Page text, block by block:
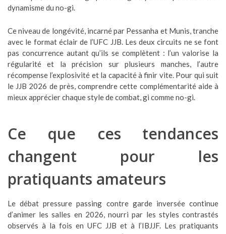
dynamisme du no-gi.
Ce niveau de longévité, incarné par Pessanha et Munis, tranche
avec le format éclair de l’UFC JJB. Les deux circuits ne se font
pas concurrence autant qu’ils se complètent : l’un valorise la
régularité et la précision sur plusieurs manches, l’autre
récompense l’explosivité et la capacité à finir vite. Pour qui suit
le JJB 2026 de près, comprendre cette complémentarité aide à
mieux apprécier chaque style de combat, gi comme no-gi.
Ce que ces tendances
changent pour les
pratiquants amateurs
Le débat pressure passing contre garde inversée continue
d’animer les salles en 2026, nourri par les styles contrastés
observés à la fois en UFC JJB et à l’IBJJF. Les pratiquants